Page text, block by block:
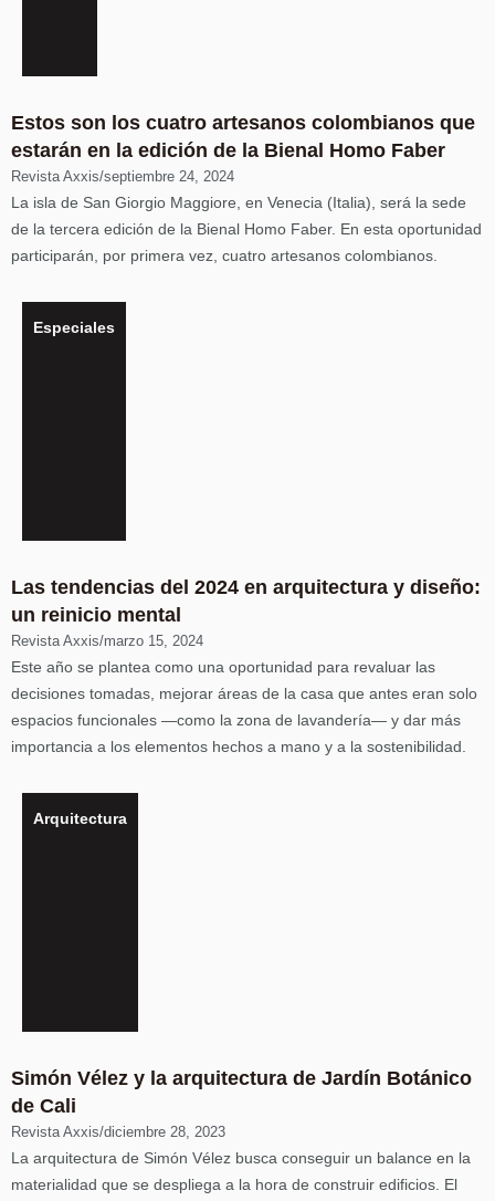
Estos son los cuatro artesanos colombianos que
estarán en la edición de la Bienal Homo Faber
Revista Axxis/septiembre 24, 2024
La isla de San Giorgio Maggiore, en Venecia (Italia), será la sede
de la tercera edición de la Bienal Homo Faber. En esta oportunidad
participarán, por primera vez, cuatro artesanos colombianos.
Especiales
Las tendencias del 2024 en arquitectura y diseño:
un reinicio mental
Revista Axxis/marzo 15, 2024
Este año se plantea como una oportunidad para revaluar las
decisiones tomadas, mejorar áreas de la casa que antes eran solo
espacios funcionales —como la zona de lavandería— y dar más
importancia a los elementos hechos a mano y a la sostenibilidad.
Arquitectura
Simón Vélez y la arquitectura de Jardín Botánico
de Cali
Revista Axxis/diciembre 28, 2023
La arquitectura de Simón Vélez busca conseguir un balance en la
materialidad que se despliega a la hora de construir edificios. El